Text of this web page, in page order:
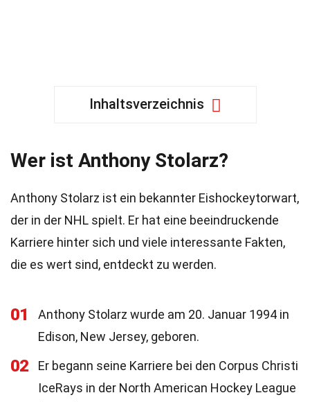
Inhaltsverzeichnis
Wer ist Anthony Stolarz?
Anthony Stolarz ist ein bekannter Eishockeytorwart,
der in der NHL spielt. Er hat eine beeindruckende
Karriere hinter sich und viele interessante Fakten,
die es wert sind, entdeckt zu werden.
01
Anthony Stolarz wurde am 20. Januar 1994 in
Edison, New Jersey, geboren.
02
Er begann seine Karriere bei den Corpus Christi
IceRays in der North American Hockey League